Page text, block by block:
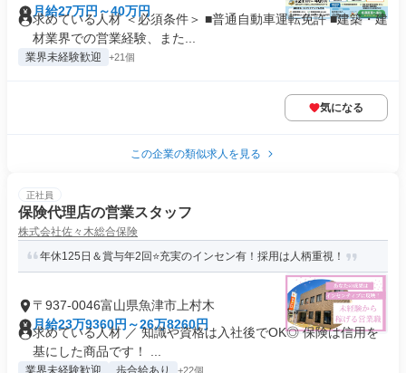
月給27万円～40万円
求めている人材 ＜必須条件＞ ■普通自動車運転免許 ■建築・建
材業界での営業経験、また...
業界未経験歓迎 +21個
気になる
この企業の類似求人を見る
正社員
保険代理店の営業スタッフ
株式会社佐々木総合保険
年休125日＆賞与年2回⭐充実のインセン有！採用は人柄重視！
〒937-0046富山県魚津市上村木
月給23万9360円～26万8260円
求めている人材 ／ 知識や資格は入社後でOK◎ 保険は信用を
基にした商品です！ ...
業界未経験歓迎 歩合給あり +22個